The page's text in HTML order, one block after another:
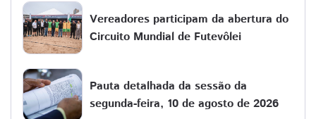
Vereadores participam da abertura do
Circuito Mundial de Futevôlei
Pauta detalhada da sessão da
segunda-feira, 10 de agosto de 2026